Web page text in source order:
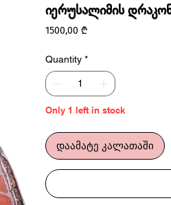
იერუსალიმის
1500,00 ₾
Quantity *
Only 1 left in stock
დაამატე კალათაში